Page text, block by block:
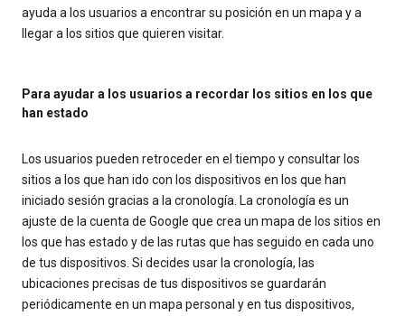
ayuda a los usuarios a encontrar su posición en un mapa y a
llegar a los sitios que quieren visitar.
Para ayudar a los usuarios a recordar los sitios en los que
han estado
Los usuarios pueden retroceder en el tiempo y consultar los
sitios a los que han ido con los dispositivos en los que han
iniciado sesión gracias a la cronología. La cronología es un
ajuste de la cuenta de Google que crea un mapa de los sitios en
los que has estado y de las rutas que has seguido en cada uno
de tus dispositivos. Si decides usar la cronología, las
ubicaciones precisas de tus dispositivos se guardarán
periódicamente en un mapa personal y en tus dispositivos,